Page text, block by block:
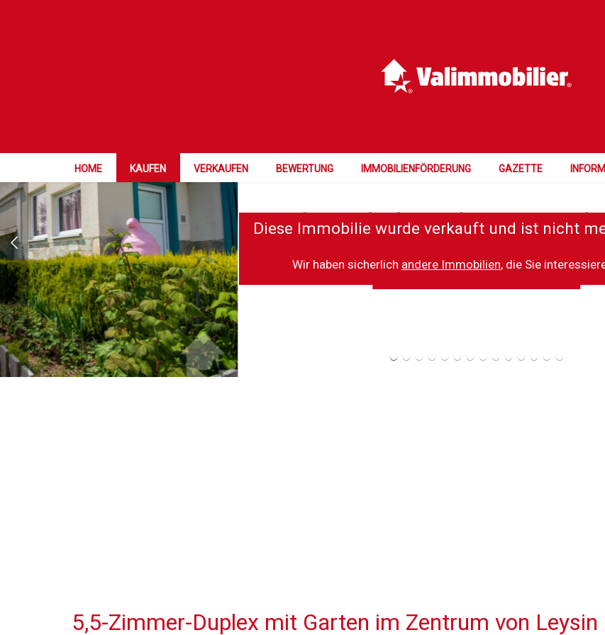
HOME KAUFEN VERKAUFEN BEWERTUNG IMMOBILIENFÖRDERUNG GAZETTE
Sie können es dennoch öffnen auf
Meine Cookie-Einstellungen ändern
Diese Immobilie wurde verkauft und ist nicht
Wir haben sicherlich andere Immobilien, die Sie
5,5-Zimmer-Duplex mit Garten im Zentrum von Leysin